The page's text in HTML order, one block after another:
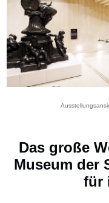
Das große
Museum der
für